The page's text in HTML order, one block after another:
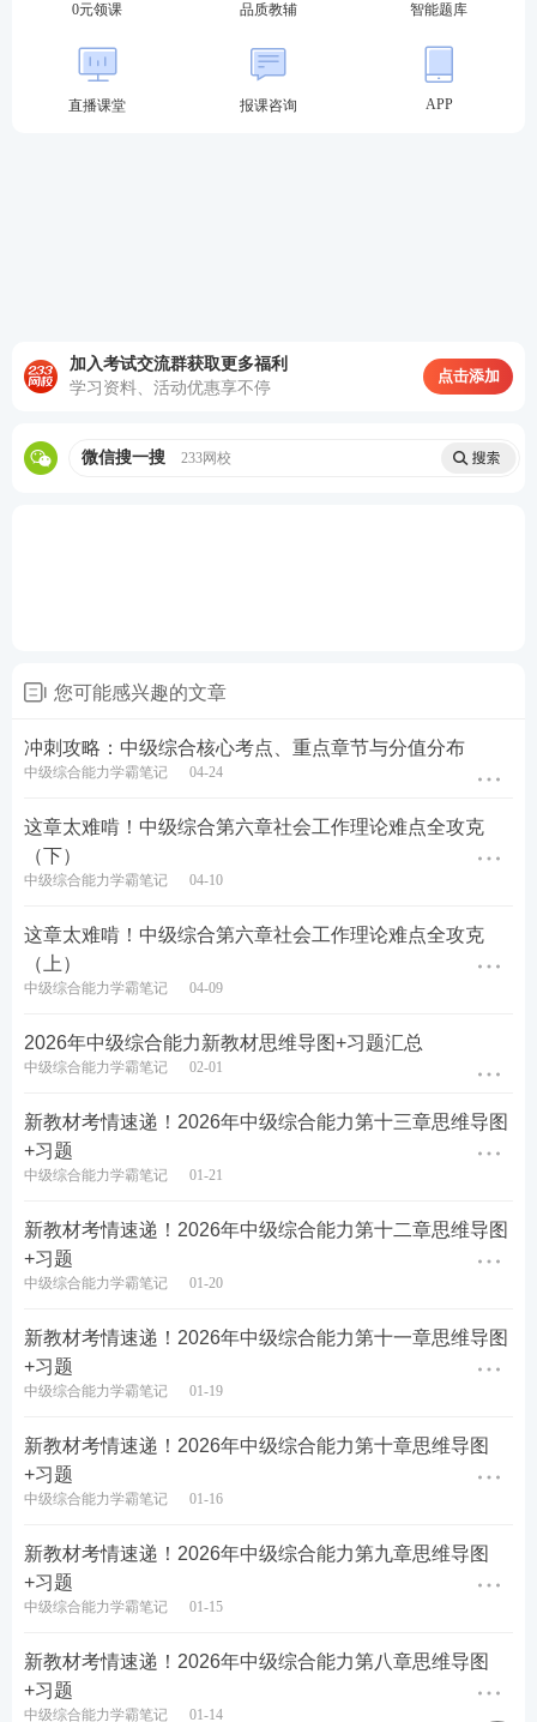
章节
单选题
第四章 社会工作服务
专业价值观与道德规
4 8
第五章 人类行为与社
2
服务方法
第九章 社区社会工作
服务方法
1 - 1
的管理
3 1 4 5
第十一章 社会工作服
第十二章 志愿服务
第十三章 社会工作服
【解读】本次考试，人大版教材考核涉及41道单选，
13道多选，共计54题。
3.【中社版】试题章节分值分布
章节
分值
务的内涵
第二章 社会工作服
务发展的基本原则
第三章 开展社会工
作服务应重点掌握的
相关政治理论
第四章 社会工作服
务专业价值观与道德
4 2 6 8
社会环境
2 - 2 2
第六章 社会工作服
0元领课 品质教辅 智能题库
直播课堂 报课咨询 APP
加入考试交流群获取更多福利
学习资料、活动优惠享不停
点击添加
微信搜一搜 233网校
您可能感兴趣的文章
冲刺攻略：中级综合核心考点、重点章节与分值分布
中级综合能力学霸笔记 04-24
这章太难啃！中级综合第六章社会工作理论难点全攻克
（下）
中级综合能力学霸笔记 04-10
这章太难啃！中级综合第六章社会工作理论难点全攻克
（上）
中级综合能力学霸笔记 04-09
2026年中级综合能力新教材思维导图+习题汇总
中级综合能力学霸笔记 02-01
新教材考情速递！2026年中级综合能力第十三章思维导图
+习题
中级综合能力学霸笔记 01-21
新教材考情速递！2026年中级综合能力第十二章思维导图
+习题
中级综合能力学霸笔记 01-20
新教材考情速递！2026年中级综合能力第十一章思维导图
+习题
中级综合能力学霸笔记 01-19
新教材考情速递！2026年中级综合能力第十章思维导图
+习题
中级综合能力学霸笔记 01-16
新教材考情速递！2026年中级综合能力第九章思维导图
+习题
中级综合能力学霸笔记 01-15
新教材考情速递！2026年中级综合能力第八章思维导图
+习题
中级综合能力学霸笔记 01-14